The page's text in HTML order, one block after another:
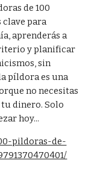
de 100
clave para
aprenderás a
y planificar
sin
píldora es una
no necesitas
dinero. Solo
hoy...
pildoras-de-